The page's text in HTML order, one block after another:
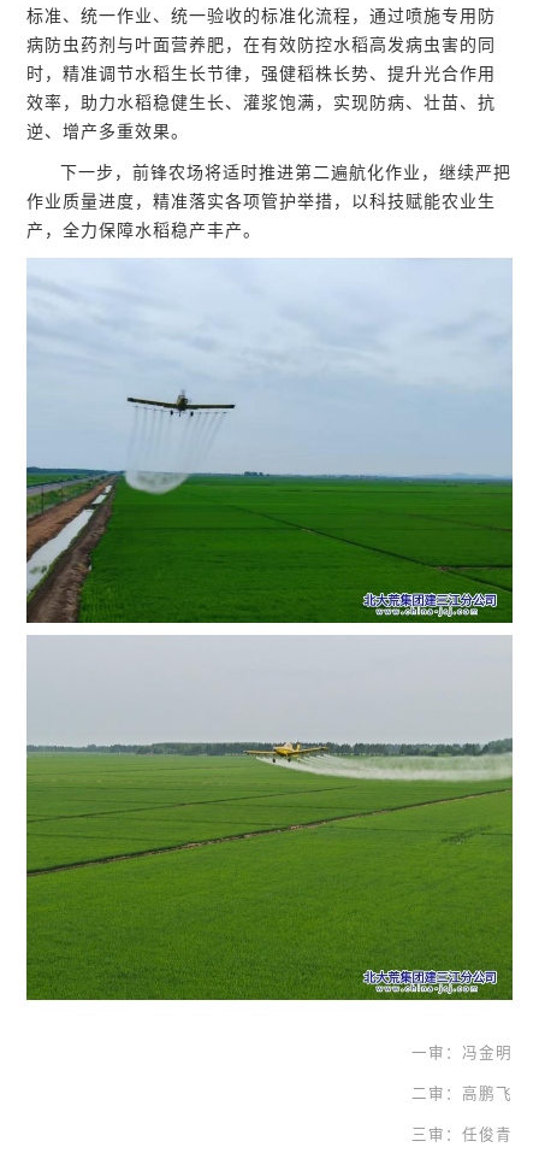
标准、统一作业、统一验收的标准化流程，通过喷施专用防
病防虫药剂与叶面营养肥，在有效防控水稻高发病虫害的同
时，精准调节水稻生长节律，强健稻株长势、提升光合作用
效率，助力水稻稳健生长、灌浆饱满，实现防病、壮苗、抗
逆、增产多重效果。
下一步，前锋农场将适时推进第二遍航化作业，继续严把
作业质量进度，精准落实各项管护举措，以科技赋能农业生
产，全力保障水稻稳产丰产。
一审：冯金明
二审：高鹏飞
三审：任俊青